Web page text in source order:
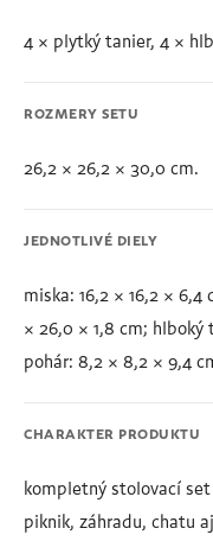
4 × plytký tanier, 4 ×
ROZMERY SETU
26,2 × 26,2 × 30,0 cm.
JEDNOTLIVÉ DIELY
miska: 16,2 × 16,2 ×
× 26,0 × 1,8 cm; hlboký
pohár: 8,2 × 8,2 × 9,4
CHARAKTER PRODUKTU
kompletný stolovací
piknik, záhradu, chatu